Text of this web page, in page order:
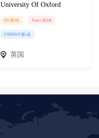
University Of Oxford
QS 第4名 Times 第4名
USNEWS 第1名
英国